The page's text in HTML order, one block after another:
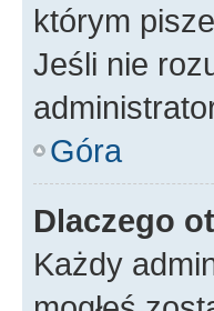
którym
Jeśli nie
Góra
Dlaczego
Każdy